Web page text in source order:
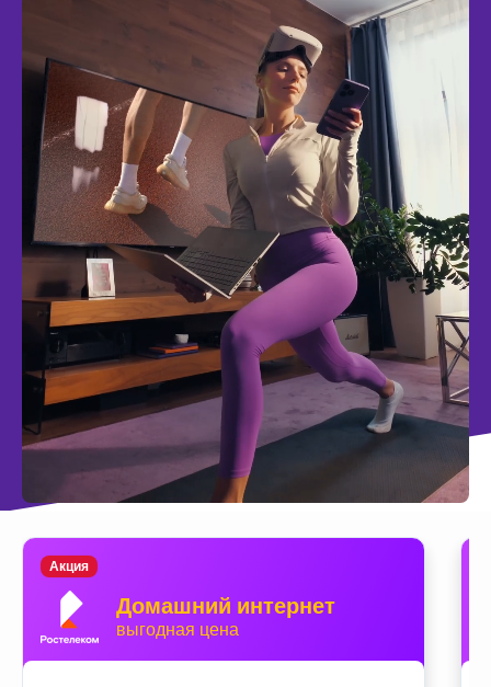
Домашний интернет
выгодная цена
Акция